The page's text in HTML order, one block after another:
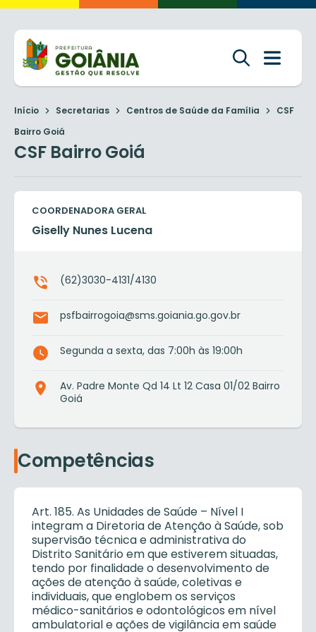
Início Secretarias Centros de Saúde da Família
CSF
Bairro Goiá
CSF Bairro Goiá
COORDENADORA GERAL
Giselly Nunes Lucena
(62)3030-4131/4130
psfbairrogoia@sms.goiania.go.gov.br
Segunda a sexta, das 7:00h às 19:00h
Av. Padre Monte Qd 14 Lt 12 Casa 01/02 Bairro
Goiá
Competências
Art. 185. As Unidades de Saúde – Nível I
integram a Diretoria de Atenção à Saúde, sob
supervisão técnica e administrativa do
Distrito Sanitário em que estiverem situadas,
tendo por finalidade o desenvolvimento de
ações de atenção à saúde, coletivas e
individuais, que englobem os serviços
médico-sanitários e odontológicos em nível
ambulatorial e ações de vigilância em saúde